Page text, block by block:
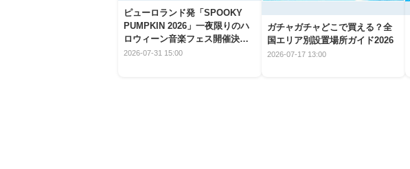
ピューロランド発「SPOOKY
PUMPKIN 2026」一夜限りのハ
ロウィーン音楽フェス開催決
定！
2026-07-31 15:00
ガチャガチャどこで買える？全
国エリア別設置場所ガイド2026
2026-07-17 13:00